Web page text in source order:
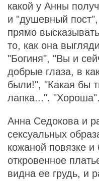
какой у Анны
и "душевный
прямо
то, как она
"Богиня", "Вы и
добрые глаза, в
были!", "Какая бы
лапка...". "Хороша".
Анна Седокова и
сексуальных
кожаной повязке и
откровенное
видна ее грудь, и